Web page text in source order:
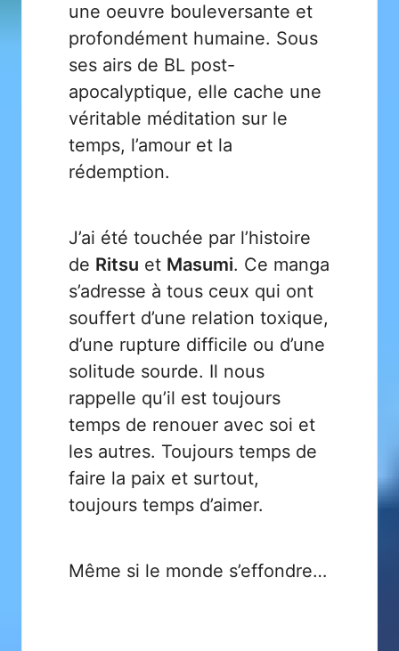
une oeuvre bouleversante et
profondément humaine. Sous
ses airs de BL post-
apocalyptique, elle cache une
véritable méditation sur le
temps, l’amour et la
rédemption.
J’ai été touchée par l’histoire
de Ritsu et Masumi. Ce manga
s’adresse à tous ceux qui ont
souffert d’une relation toxique,
d’une rupture difficile ou d’une
solitude sourde. Il nous
rappelle qu’il est toujours
temps de renouer avec soi et
les autres. Toujours temps de
faire la paix et surtout,
toujours temps d’aimer.
Même si le monde s’effondre…